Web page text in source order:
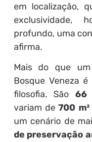
em localização,
exclusividade,
profundo, uma
afirma.
Mais do que
Bosque Veneza
filosofia. São 66
variam de700
um cenário de
de preservação